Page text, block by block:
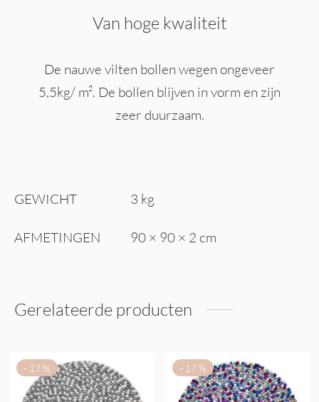
Van hoge kwaliteit
De nauwe vilten bollen wegen ongeveer
5,5kg/ m². De bollen blijven in vorm en zijn
zeer duurzaam.
GEWICHT 3 kg
AFMETINGEN 90 × 90 × 2 cm
Gerelateerde producten
- 17% - 17%